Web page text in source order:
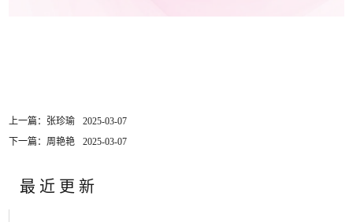
上一篇：张珍瑜
2025-03-07
下一篇：周艳艳
2025-03-07
最近更新